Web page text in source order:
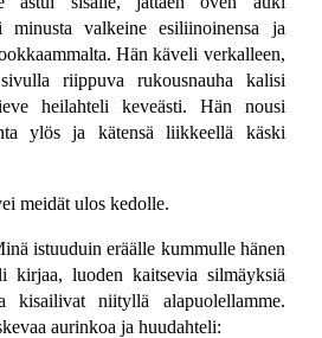
minusta valkeine esiliinoinensa ja
Hän käveli verkalleen,
riippuva rukousnauha kalisi
heilahteli keveästi. Hän nousi
ylös ja kätensä liikkeellä käski
meidät ulos kedolle.
istuuduin eräälle kummulle hänen
kirjaa, luoden kaitsevia silmäyksiä
kisailivat niityllä alapuolellamme.
aurinkoa ja huudahteli: